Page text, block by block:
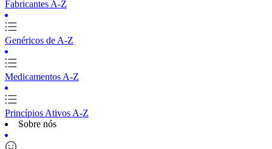
Fabricantes A-Z
Genéricos de A-Z
Medicamentos A-Z
Princípios Ativos A-Z
Sobre nós